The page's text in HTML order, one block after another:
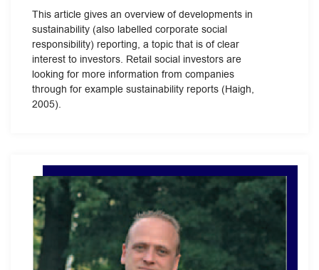
This article gives an overview of developments in
sustainability (also labelled corporate social
responsibility) reporting, a topic that is of clear
interest to investors. Retail social investors are
looking for more information from companies
through for example sustainability reports (Haigh,
2005).